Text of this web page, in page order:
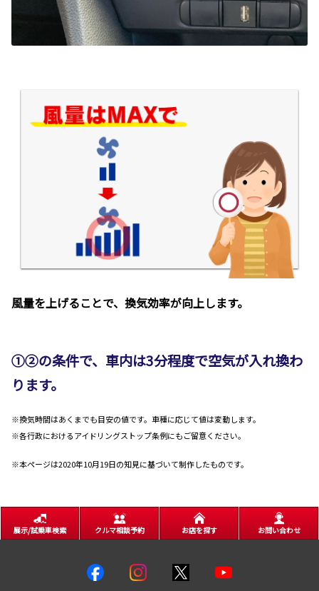
風量を上げることで、換気効率が向上します。
①②の条件で、車内は3分程度で空気が入れ換わ
ります。
※換気時間はあくまでも目安の値です。車種に応じて値は変動します。
※各行政におけるアイドリングストップ条例にもご留意ください。
※本ページは2020年10月19日の知見に基づいて制作したものです。
展示/試乗車検索 クルマ相談予約 お店を探す お問い合わせ